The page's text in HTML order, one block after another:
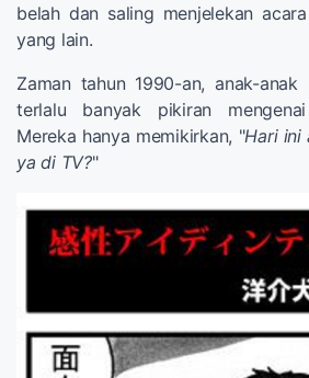
belah dan saling menjelekan acara
yang lain.
Zaman tahun 1990-an, anak-
terlalu banyak pikiran
Mereka hanya memikirkan, "Hari ini
ya di TV?"